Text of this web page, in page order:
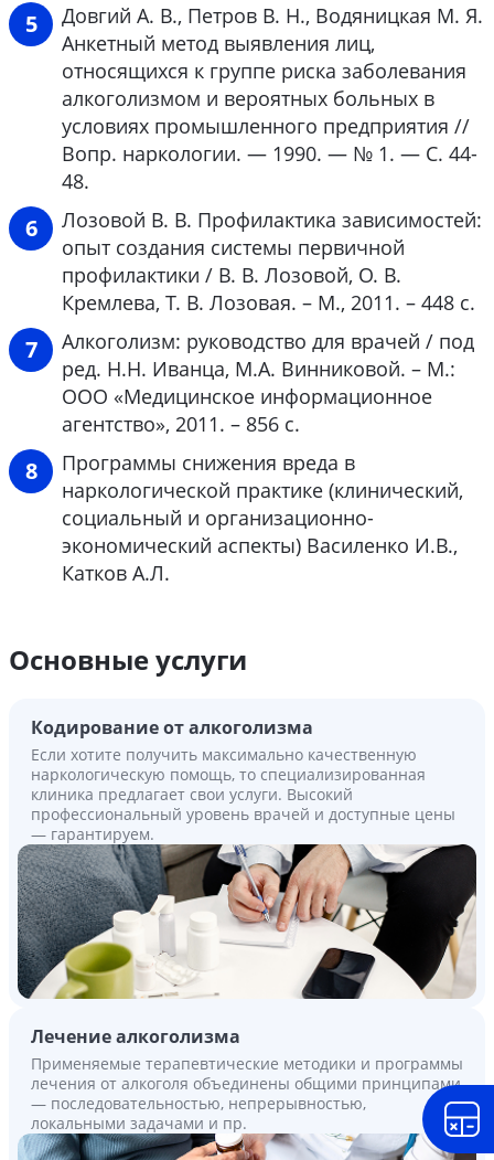
Довгий А. В., Петров В. Н., Водяницкая М. Я.
Анкетный метод выявления лиц,
относящихся к группе риска заболевания
алкоголизмом и вероятных больных в
условиях промышленного предприятия //
Вопр. наркологии. — 1990. — № 1. — С. 44-
48.
Лозовой В. В. Профилактика зависимостей:
опыт создания системы первичной
профилактики / В. В. Лозовой, О. В.
Кремлева, Т. В. Лозовая. – М., 2011. – 448 с.
Алкоголизм: руководство для врачей / под
ред. Н.Н. Иванца, М.А. Винниковой. – М.:
ООО «Медицинское информационное
агентство», 2011. – 856 с.
Программы снижения вреда в
наркологической практике (клинический,
социальный и организационно-
экономический аспекты) Василенко И.В.,
Катков А.Л.
Основные услуги
Кодирование от алкоголизма
Если хотите получить максимально качественную
наркологическую помощь, то специализированная
клиника предлагает свои услуги. Высокий
профессиональный уровень врачей и доступные цены
— гарантируем.
Лечение алкоголизма
Применяемые терапевтические методики и программы
лечения от алкоголя объединены общими принципами
— последовательностью, непрерывностью,
локальными задачами и пр.